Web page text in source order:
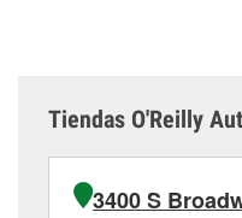
Tiendas O'Reilly
3400 S